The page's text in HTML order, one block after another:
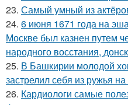
23. Самый умный из
24. 6 июня 1671 года на
Москве был казнен путем
народного восстания,
25. В Башкирии молодой
застрелил себя из ружья на
26. Кардиологи самые